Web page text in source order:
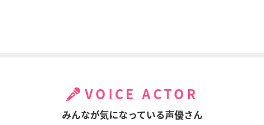
VOICE ACTOR
みんなが気になっている声優さん